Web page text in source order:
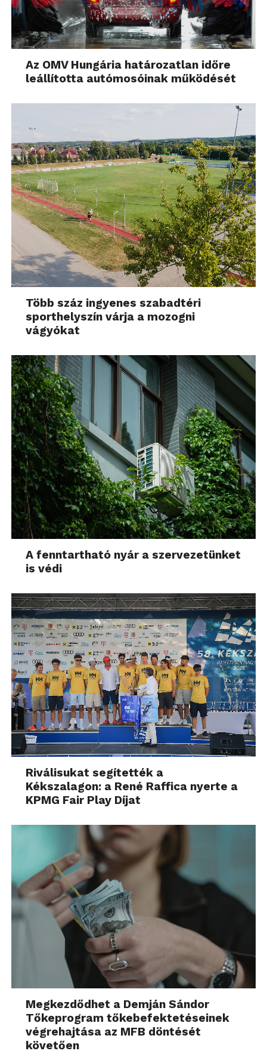
Az OMV Hungária határozatlan időre
leállította autómosóinak működését
Több száz ingyenes szabadtéri
sporthelyszín várja a mozogni
vágyókat
A fenntartható nyár a szervezetünket
is védi
Riválisukat segítették a
Kékszalagon: a René Raffica nyerte a
KPMG Fair Play Díjat
Megkezdődhet a Demján Sándor
Tőkeprogram tőkebefektetéseinek
végrehajtása az MFB döntését
követően